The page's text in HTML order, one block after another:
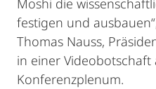
Moshi die
festigen und
Thomas Nauss,
in einer Videobotschaft
Konferenzplenum.